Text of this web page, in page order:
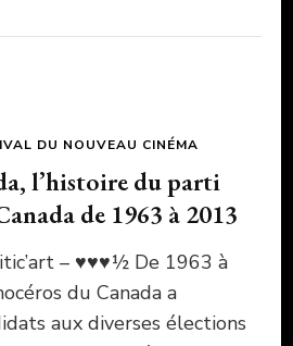
DU NOUVEAU CINÉMA
l’histoire du parti
de 1963 à 2013
– ♥♥♥½ De 1963 à
du Canada a
aux diverses élections